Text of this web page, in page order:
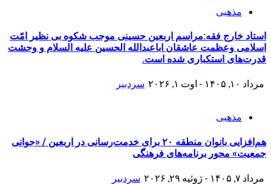
مذهبی
استاد خارج فقه:مراسم اربعین حسینی موجب شکوه بی نظیر امّت
اسلامی وعظمت عاشقان اباعبدالله الحسین علیه السلام و وحشت
قدرت‌های استکباری شده است.
مرداد ۱۰, ۱۴۰۵ - اوت ۱, ۲۰۲۶ سردبیر
مذهبی
هم‌افزایی بانوان منطقه ۲۰ برای خدمت‌رسانی در اربعین / «جوانی
جمعیت» محور برنامه‌های فرهنگی
مرداد ۷, ۱۴۰۵ - ژوئیه ۲۹, ۲۰۲۶ سردبیر